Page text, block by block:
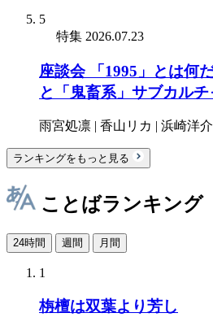
5
特集 2026.07.23
座談会 「1995」とは何
と「鬼畜系」サブカルチ
雨宮処凛 | 香山リカ | 浜崎洋
ランキングをもっと見る
ことばランキング
24時間 週間 月間
1
栴檀は双葉より芳し